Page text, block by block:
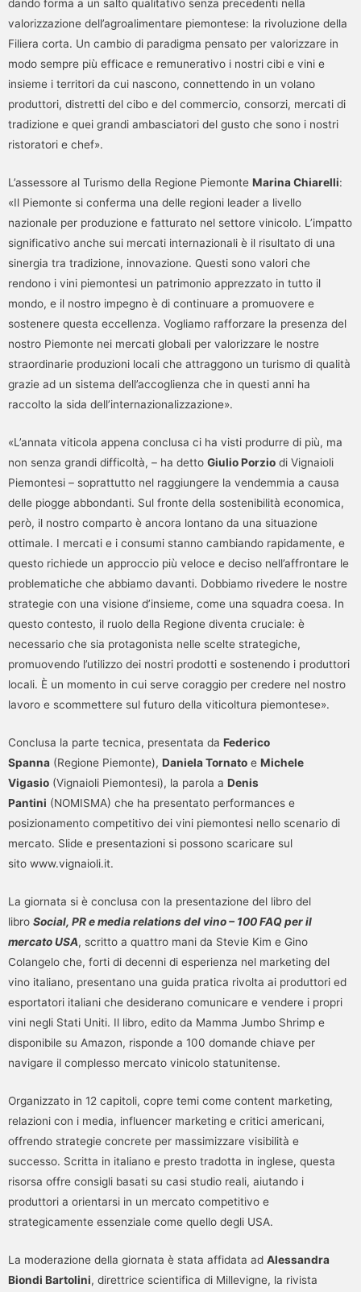
dando forma a un salto qualitativo senza precedenti nella
valorizzazione dell’agroalimentare piemontese: la rivoluzione della
Filiera corta. Un cambio di paradigma pensato per valorizzare in
modo sempre più efficace e remunerativo i nostri cibi e vini e
insieme i territori da cui nascono, connettendo in un volano
produttori, distretti del cibo e del commercio, consorzi, mercati di
tradizione e quei grandi ambasciatori del gusto che sono i nostri
ristoratori e chef».
L’assessore al Turismo della Regione Piemonte Marina Chiarelli:
«Il Piemonte si conferma una delle regioni leader a livello
nazionale per produzione e fatturato nel settore vinicolo. L’impatto
significativo anche sui mercati internazionali è il risultato di una
sinergia tra tradizione, innovazione. Questi sono valori che
rendono i vini piemontesi un patrimonio apprezzato in tutto il
mondo, e il nostro impegno è di continuare a promuovere e
sostenere questa eccellenza. Vogliamo rafforzare la presenza del
nostro Piemonte nei mercati globali per valorizzare le nostre
straordinarie produzioni locali che attraggono un turismo di qualità
grazie ad un sistema dell’accoglienza che in questi anni ha
raccolto la sida dell’internazionalizzazione».
«L’annata viticola appena conclusa ci ha visti produrre di più, ma
non senza grandi difficoltà, – ha detto Giulio Porzio di Vignaioli
Piemontesi – soprattutto nel raggiungere la vendemmia a causa
delle piogge abbondanti. Sul fronte della sostenibilità economica,
però, il nostro comparto è ancora lontano da una situazione
ottimale. I mercati e i consumi stanno cambiando rapidamente, e
questo richiede un approccio più veloce e deciso nell’affrontare le
problematiche che abbiamo davanti. Dobbiamo rivedere le nostre
strategie con una visione d’insieme, come una squadra coesa. In
questo contesto, il ruolo della Regione diventa cruciale: è
necessario che sia protagonista nelle scelte strategiche,
promuovendo l’utilizzo dei nostri prodotti e sostenendo i produttori
locali. È un momento in cui serve coraggio per credere nel nostro
lavoro e scommettere sul futuro della viticoltura piemontese».
Conclusa la parte tecnica, presentata da Federico
Spanna (Regione Piemonte), Daniela Tornato e Michele
Vigasio (Vignaioli Piemontesi), la parola a Denis
Pantini (NOMISMA) che ha presentato performances e
posizionamento competitivo dei vini piemontesi nello scenario di
mercato. Slide e presentazioni si possono scaricare sul
sito www.vignaioli.it.
La giornata si è conclusa con la presentazione del libro del
libro Social, PR e media relations del vino – 100 FAQ per il
mercato USA, scritto a quattro mani da Stevie Kim e Gino
Colangelo che, forti di decenni di esperienza nel marketing del
vino italiano, presentano una guida pratica rivolta ai produttori ed
esportatori italiani che desiderano comunicare e vendere i propri
vini negli Stati Uniti. Il libro, edito da Mamma Jumbo Shrimp e
disponibile su Amazon, risponde a 100 domande chiave per
navigare il complesso mercato vinicolo statunitense.
Organizzato in 12 capitoli, copre temi come content marketing,
relazioni con i media, influencer marketing e critici americani,
offrendo strategie concrete per massimizzare visibilità e
successo. Scritta in italiano e presto tradotta in inglese, questa
risorsa offre consigli basati su casi studio reali, aiutando i
produttori a orientarsi in un mercato competitivo e
strategicamente essenziale come quello degli USA.
La moderazione della giornata è stata affidata ad Alessandra
Biondi Bartolini, direttrice scientifica di Millevigne, la rivista